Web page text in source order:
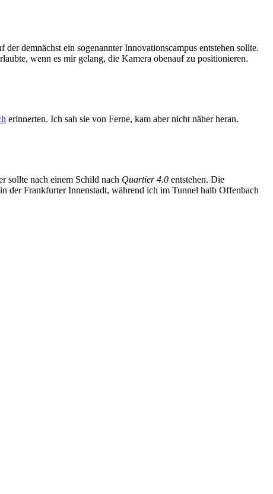
demnächst ein sogenannter Innovationscampus entstehen sollte.
wenn es mir gelang, die Kamera obenauf zu positionieren.
erinnerten. Ich sah sie von Ferne, kam aber nicht näher heran.
sollte nach einem Schild nach Quartier 4.0 entstehen. Die
der Frankfurter Innenstadt, während ich im Tunnel halb Offenbach